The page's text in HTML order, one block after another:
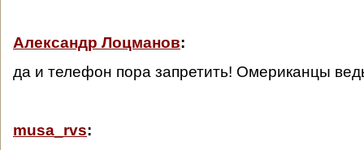
Александр Лоцманов:
да и телефон пора запретить! Омериканцы
musa_rvs: